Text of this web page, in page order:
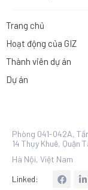
Trang chủ
Hoạt động của GIZ
Thành viên dự án
Dự án
Phòng 041-042A,
14 Thụy Khuê, Quận
Hà Nội, Việt Nam
Linked:
i